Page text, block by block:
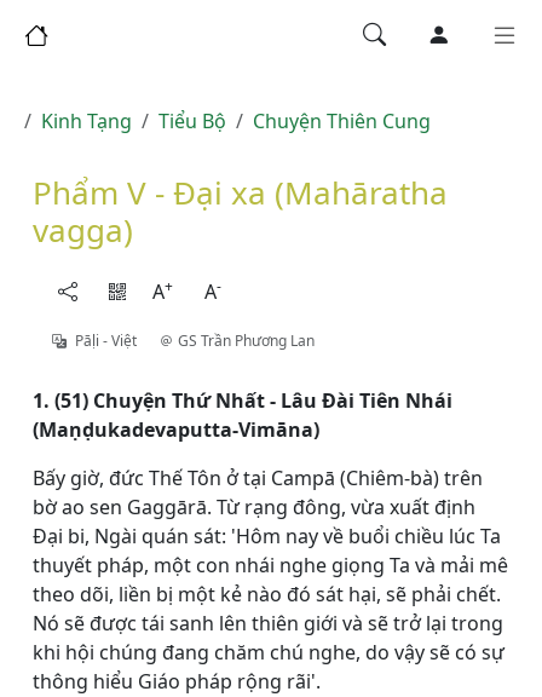
Kinh Tạng Tiểu Bộ Chuyện Thiên Cung
Phẩm V - Ðại xa (Mahāratha
vagga)
A+ A-
Pāḷi - Việt GS Trần Phương Lan
1. (51) Chuyện Thứ Nhất - Lâu Ðài Tiên Nhái
(Maṇḍukadevaputta-Vimāna)
Bấy giờ, đức Thế Tôn ở tại Campā (Chiêm-bà) trên
bờ ao sen Gaggārā. Từ rạng đông, vừa xuất định
Ðại bi, Ngài quán sát: 'Hôm nay về buổi chiều lúc Ta
thuyết pháp, một con nhái nghe giọng Ta và mải mê
theo dõi, liền bị một kẻ nào đó sát hại, sẽ phải chết.
Nó sẽ được tái sanh lên thiên giới và sẽ trở lại trong
khi hội chúng đang chăm chú nghe, do vậy sẽ có sự
thông hiểu Giáo pháp rộng rãi'.